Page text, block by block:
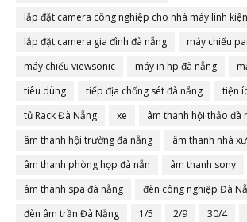
lắp đặt camera công nghiệp cho nhà máy linh kiện
lắp đặt camera gia đình đà nẵng
máy chiếu
máy chiếu viewsonic
máy in hp đà nẵng
tiêu dùng
tiếp địa chống sét đà nẵng
tiện
tủ Rack Đà Nẵng
xe
âm thanh hội thảo đà
âm thanh hội trường đà nẵng
âm thanh nhà
âm thanh phòng họp đà nẵn
âm thanh sony
âm thanh spa đà nẵng
đèn công nghiệp Đà
đèn âm trần Đà Nẵng
1/5 2/9 30/4